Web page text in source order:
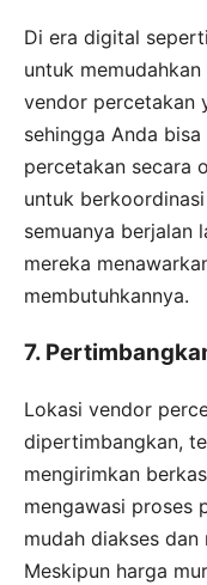
Di era digital
untuk
vendor percetakan
sehingga Anda
percetakan secara
untuk
semuanya berjalan
mereka
membutuhkannya.
7.
Lokasi vendor
dipertimbangkan,
mengirimkan
mengawasi proses
mudah diakses
Meskipun harga